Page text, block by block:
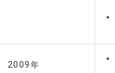
2009年